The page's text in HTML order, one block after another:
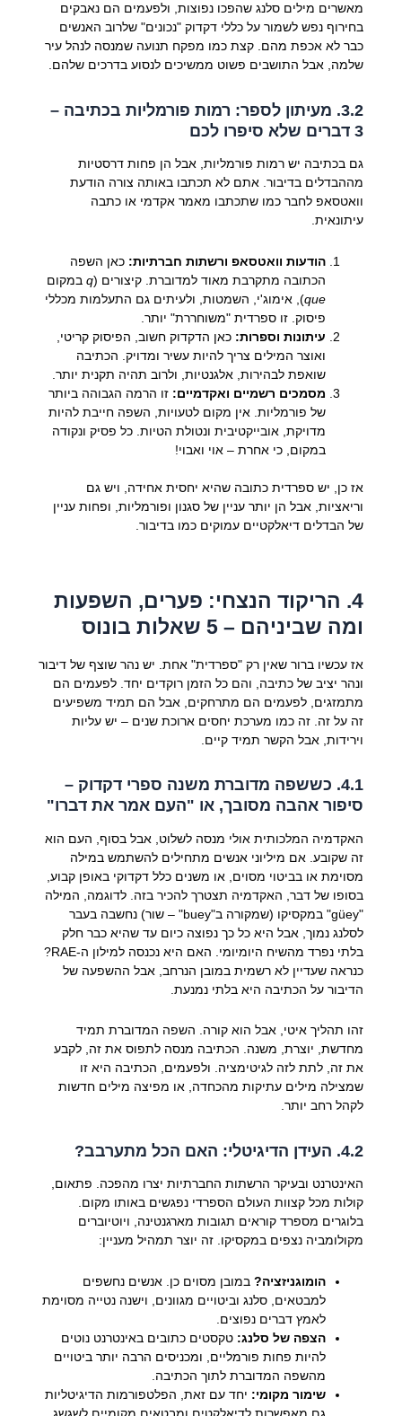
מאשרים מילים סלנג שהפכו נפוצות, ולפעמים הם נאבקים
בחירוף נפש לשמור על כללי דקדוק "נכונים" שלרוב האנשים
כבר לא אכפת מהם. קצת כמו מפקח תנועה שמנסה לנהל עיר
שלמה, אבל התושבים פשוט ממשיכים לנסוע בדרכים שלהם.
3.2. מעיתון לספר: רמות פורמליות בכתיבה –
3 דברים שלא סיפרו לכם
גם בכתיבה יש רמות פורמליות, אבל הן פחות דרסטיות
מההבדלים בדיבור. אתם לא תכתבו באותה צורה הודעת
וואטסאפ לחבר כמו שתכתבו מאמר אקדמי או כתבה
עיתונאית.
הודעות וואטסאפ ורשתות חברתיות: כאן השפה
הכתובה מתקרבת מאוד למדוברת. קיצורים (qבמקום
que), אימוג'י, השמטות, ולעיתים גם התעלמות מכללי
פיסוק. זו ספרדית "משוחררת" יותר.
עיתונות וספרות: כאן הדקדוק חשוב, הפיסוק קריטי,
ואוצר המילים צריך להיות עשיר ומדויק. הכתיבה
שואפת לבהירות, אלגנטיות, ולרוב תהיה תקנית יותר.
מסמכים רשמיים ואקדמיים: זו הרמה הגבוהה ביותר
של פורמליות. אין מקום לטעויות, השפה חייבת להיות
מדויקת, אובייקטיבית ונטולת הטיות. כל פסיק ונקודה
במקום, כי אחרת – אוי ואבוי!
אז כן, יש ספרדית כתובה שהיא יחסית אחידה, ויש גם
וריאציות, אבל הן יותר עניין של סגנון ופורמליות, ופחות עניין
של הבדלים דיאלקטיים עמוקים כמו בדיבור.
4. הריקוד הנצחי: פערים, השפעות
ומה שביניהם – 5 שאלות בונוס
אז עכשיו ברור שאין רק "ספרדית" אחת. יש נהר שוצף של דיבור
ונהר יציב של כתיבה, והם כל הזמן רוקדים יחד. לפעמים הם
מתמזגים, לפעמים הם מתרחקים, אבל הם תמיד משפיעים
זה על זה. זה כמו מערכת יחסים ארוכת שנים – יש עליות
וירידות, אבל הקשר תמיד קיים.
4.1. כששפה מדוברת משנה ספרי דקדוק –
סיפור אהבה מסובך, או "העם אמר את דברו"
האקדמיה המלכותית אולי מנסה לשלוט, אבל בסוף, העם הוא
זה שקובע. אם מיליוני אנשים מתחילים להשתמש במילה
מסוימת או בביטוי מסוים, או משנים כלל דקדוקי באופן קבוע,
בסופו של דבר, האקדמיה תצטרך להכיר בזה. לדוגמה, המילה
"güey" במקסיקו (שמקורה ב"buey" – שור) נחשבה בעבר
לסלנג נמוך, אבל היא כל כך נפוצה כיום עד שהיא כבר חלק
בלתי נפרד מהשיח היומיומי. האם היא נכנסה למילון ה-RAE?
כנראה שעדיין לא רשמית במובן הנרחב, אבל ההשפעה של
הדיבור על הכתיבה היא בלתי נמנעת.
זהו תהליך איטי, אבל הוא קורה. השפה המדוברת תמיד
מחדשת, יוצרת, משנה. הכתיבה מנסה לתפוס את זה, לקבע
את זה, לתת לזה לגיטימציה. ולפעמים, הכתיבה היא זו
שמצילה מילים עתיקות מהכחדה, או מפיצה מילים חדשות
לקהל רחב יותר.
4.2. העידן הדיגיטלי: האם הכל מתערבב?
האינטרנט ובעיקר הרשתות החברתיות יצרו מהפכה. פתאום,
קולות מכל קצוות העולם הספרדי נפגשים באותו מקום.
בלוגרים מספרד קוראים תגובות מארגנטינה, ויוטיוברים
מקולומביה נצפים במקסיקו. זה יוצר תמהיל מעניין:
הומוגניזציה?במובן מסוים כן. אנשים נחשפים
למבטאים, סלנג וביטויים מגוונים, וישנה נטייה מסוימת
לאמץ דברים נפוצים.
הצפה של סלנג: טקסטים כתובים באינטרנט נוטים
להיות פחות פורמליים, ומכניסים הרבה יותר ביטויים
מהשפה המדוברת לתוך הכתיבה.
שימור מקומי: יחד עם זאת, הפלטפורמות הדיגיטליות
גם מאפשרות לדיאלקטים ומבטאים מקומיים לשגשג,